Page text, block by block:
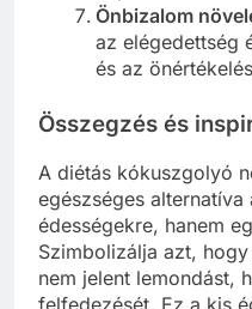
Önbizalom
az elégedettség
és az
Összegzés és
A diétás kókuszgolyó
egészséges
édességekre, hanem
Szimbolizálja azt,
nem jelent lemondást,